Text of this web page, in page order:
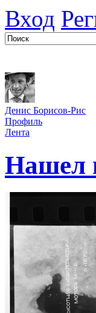
Вход
Денис Борисов-Рис
Профиль
Лента
Нашел